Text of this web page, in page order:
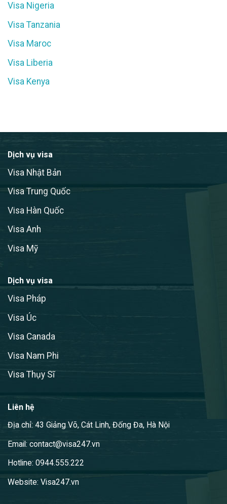
Visa Nigeria
Visa Tanzania
Visa Maroc
Visa Liberia
Visa Kenya
Dịch vụ visa
Visa Nhật Bản
Visa Trung Quốc
Visa Hàn Quốc
Visa Anh
Visa Mỹ
Dịch vụ visa
Visa Pháp
Visa Úc
Visa Canada
Visa Nam Phi
Visa Thụy Sĩ
Liên hệ
Địa chỉ: 43 Giảng Võ, Cát Linh, Đống Đa, Hà Nội
Email: contact@visa247.vn
Hotline: 0944.555.222
Website: Visa247.vn